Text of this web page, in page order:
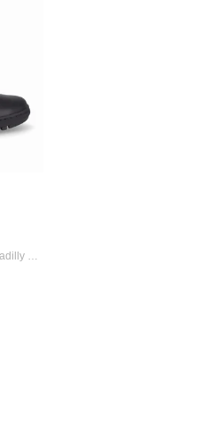
Bota Forrada Cano Curto Piccadilly 93701...